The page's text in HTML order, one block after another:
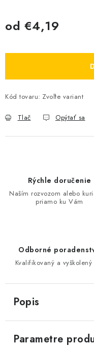
od €4,19
Kód tovaru: Zvoľte variant
Tlač Opýtať sa
Rýchle doručenie
Naším rozvozom alebo
priamo ku Vám
Odborné
Kvalifikovaný a vyškolený
Popis
Parametre